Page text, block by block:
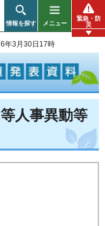
情報を探す メニュー
緊急・防
災
年3月30日17時
人事異動等